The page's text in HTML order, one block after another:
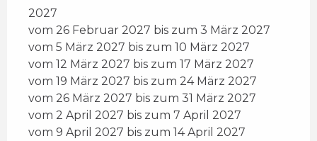
2027
vom 26 Februar 2027 bis zum 3 März 2027
vom 5 März 2027 bis zum 10 März 2027
vom 12 März 2027 bis zum 17 März 2027
vom 19 März 2027 bis zum 24 März 2027
vom 26 März 2027 bis zum 31 März 2027
vom 2 April 2027 bis zum 7 April 2027
vom 9 April 2027 bis zum 14 April 2027